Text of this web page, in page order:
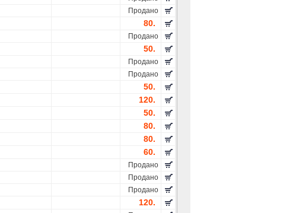
Продано
80.
Продано
50.
Продано
Продано
50.
120.
50.
80.
80.
60.
Продано
Продано
Продано
120.